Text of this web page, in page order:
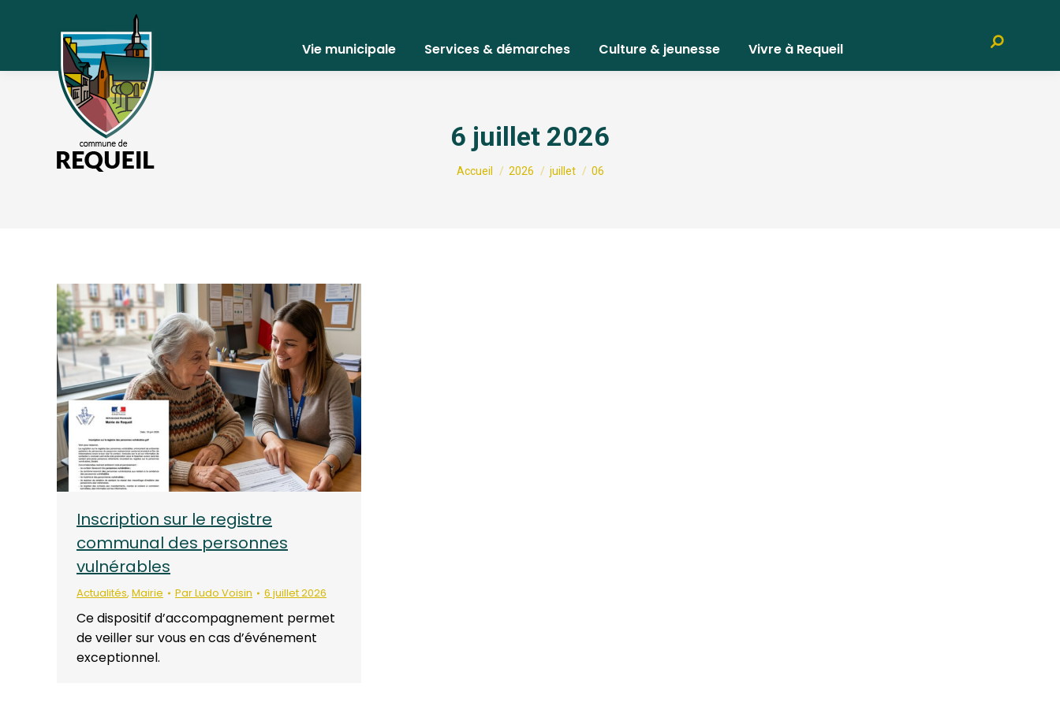
Vie municipale Services & démarches Culture & jeunesse Vivre à Requeil
Recherche
6 juillet 2026
Vous êtes ici :
Accueil 2026 juillet 06
Inscription sur le registre
communal des personnes
vulnérables
Actualités, Mairie ParLudo Voisin 6 juillet 2026
Ce dispositif d’accompagnement permet
de veiller sur vous en cas d’événement
exceptionnel.